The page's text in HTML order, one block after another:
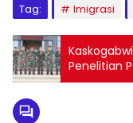
Tag: Imigrasi
Penelitian
Ruang